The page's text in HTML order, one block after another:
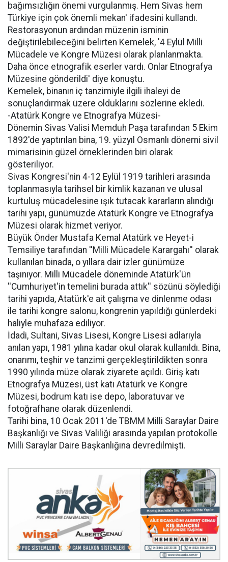
bağımsızlığın önemi vurgulanmış. Hem Sivas hem
Türkiye için çok önemli mekan' ifadesini kullandı.
Restorasyonun ardından müzenin isminin
değiştirilebileceğini belirten Kemelek, '4 Eylül Milli
Mücadele ve Kongre Müzesi olarak planlanmakta.
Daha önce etnografik eserler vardı. Onlar Etnografya
Müzesine gönderildi' diye konuştu.
Kemelek, binanın iç tanzimiyle ilgili ihaleyi de
sonuçlandırmak üzere olduklarını sözlerine ekledi.
-Atatürk Kongre ve Etnografya Müzesi-
Dönemin Sivas Valisi Memduh Paşa tarafından 5 Ekim
1892'de yaptırılan bina, 19. yüzyıl Osmanlı dönemi sivil
mimarisinin güzel örneklerinden biri olarak
gösteriliyor.
Sivas Kongresi'nin 4-12 Eylül 1919 tarihleri arasında
toplanmasıyla tarihsel bir kimlik kazanan ve ulusal
kurtuluş mücadelesine ışık tutacak kararların alındığı
tarihi yapı, günümüzde Atatürk Kongre ve Etnografya
Müzesi olarak hizmet veriyor.
Büyük Önder Mustafa Kemal Atatürk ve Heyet-i
Temsiliye tarafından ''Milli Mücadele Karargahı'' olarak
kullanılan binada, o yıllara dair izler günümüze
taşınıyor. Milli Mücadele döneminde Atatürk'ün
''Cumhuriyet'in temelini burada attık'' sözünü söylediği
tarihi yapıda, Atatürk'e ait çalışma ve dinlenme odası
ile tarihi kongre salonu, kongrenin yapıldığı günlerdeki
haliyle muhafaza ediliyor.
İdadi, Sultani, Sivas Lisesi, Kongre Lisesi adlarıyla
anılan yapı, 1981 yılına kadar okul olarak kullanıldı. Bina,
onarımı, teşhir ve tanzimi gerçekleştirildikten sonra
1990 yılında müze olarak ziyarete açıldı. Giriş katı
Etnografya Müzesi, üst katı Atatürk ve Kongre
Müzesi, bodrum katı ise depo, laboratuvar ve
fotoğrafhane olarak düzenlendi.
Tarihi bina, 10 Ocak 2011'de TBMM Milli Saraylar Daire
Başkanlığı ve Sivas Valiliği arasında yapılan protokolle
Milli Saraylar Daire Başkanlığına devredilmişti.